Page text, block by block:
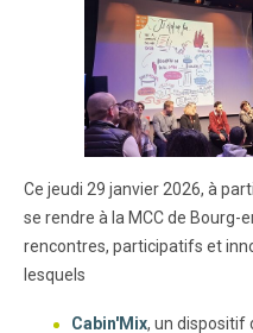
Ce jeudi 29 janvier 2026, à
se rendre à la MCC de Bourg-
rencontres, participatifs et
lesquels
Cabin'Mix, un dispositif